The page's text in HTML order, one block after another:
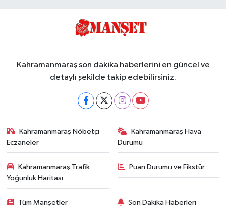
Kahramanmaraş son dakika haberlerini en güncel ve
detaylı şekilde takip edebilirsiniz.
Kahramanmaraş Nöbetçi
Eczaneler
Kahramanmaraş Hava
Durumu
Kahramanmaraş Trafik
Yoğunluk Haritası
Puan Durumu ve Fikstür
Tüm Manşetler Son Dakika Haberleri